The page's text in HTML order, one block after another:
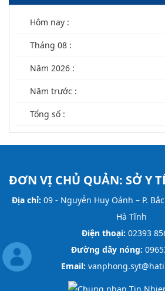
Hôm nay :
Tháng 08 :
Năm 2026 :
Năm trước :
Tổng số :
ĐƠN VỊ CHỦ QUẢN: SỞ Y
Địa chỉ: 09 - Nguyễn Huy Oánh – P.
Hà Tĩnh
Điện thoại: 02393
Đường dây nóng:
Email: